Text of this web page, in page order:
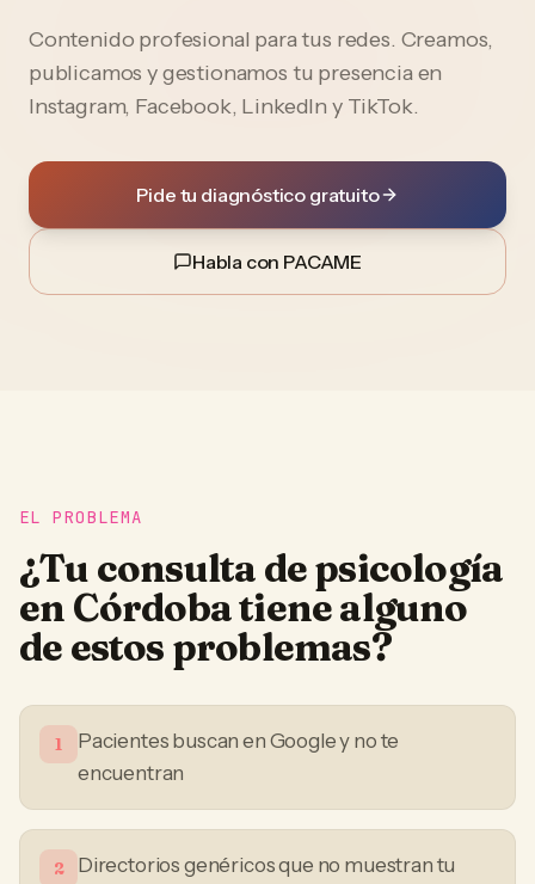
Contenido profesional para tus redes. Creamos,
publicamos y gestionamos tu presencia en
Instagram, Facebook, LinkedIn y TikTok.
Pide tu diagnóstico gratuito
Habla con PACAME
EL PROBLEMA
¿Tu consulta de psicología
en Córdobatiene alguno
de estos problemas?
1
Pacientes buscan en Google y no te
encuentran
2
Directorios genéricos que no muestran tu